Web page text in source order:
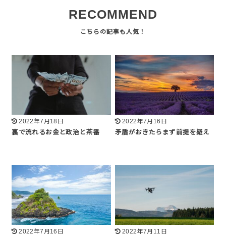
RECOMMEND
2022年7月18日
裏で流れるお金と政治と茶番
2022年7月16日
矛盾がおきたらまず前提を疑え
2022年7月16日
2022年7月11日